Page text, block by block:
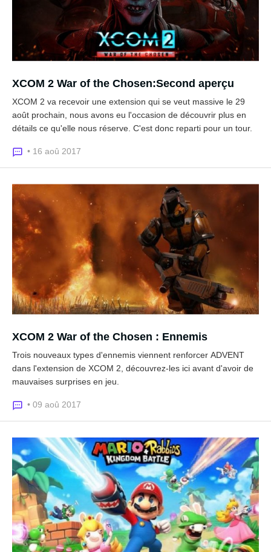
XCOM 2 War of the Chosen:Second aperçu
XCOM 2 va recevoir une extension qui se veut massive le 29
août prochain, nous avons eu l'occasion de découvrir plus en
détails ce qu'elle nous réserve. C'est donc reparti pour un tour.
• 16 aoû 2017
XCOM 2 War of the Chosen : Ennemis
Trois nouveaux types d'ennemis viennent renforcer ADVENT
dans l'extension de XCOM 2, découvrez-les ici avant d'avoir de
mauvaises surprises en jeu.
• 09 aoû 2017